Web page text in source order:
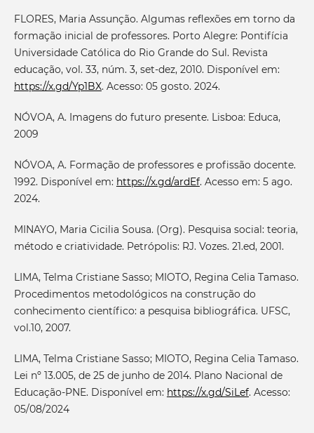
FLORES, Maria Assunção. Algumas reflexões em torno da
formação inicial de professores. Porto Alegre: Pontifícia
Universidade Católica do Rio Grande do Sul. Revista
educação, vol. 33, núm. 3, set-dez, 2010. Disponível em:
https://x.gd/Yp1BX. Acesso: 05 gosto. 2024.
NÓVOA, A. Imagens do futuro presente. Lisboa: Educa,
2009
NÓVOA, A. Formação de professores e profissão docente.
1992. Disponível em: https://x.gd/ardEf. Acesso em: 5 ago.
2024.
MINAYO, Maria Cicilia Sousa. (Org). Pesquisa social: teoria,
método e criatividade. Petrópolis: RJ. Vozes. 21.ed, 2001.
LIMA, Telma Cristiane Sasso; MIOTO, Regina Celia Tamaso.
Procedimentos metodológicos na construção do
conhecimento científico: a pesquisa bibliográfica. UFSC,
vol.10, 2007.
LIMA, Telma Cristiane Sasso; MIOTO, Regina Celia Tamaso.
Lei nº 13.005, de 25 de junho de 2014. Plano Nacional de
Educação-PNE. Disponível em: https://x.gd/SiLef. Acesso:
05/08/2024